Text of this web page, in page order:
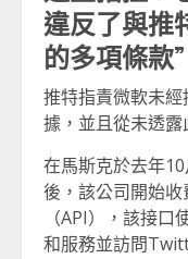
違反了與推
的多項條款”
推特指責微軟未
據，並且從未透露
在馬斯克於去年
後，該公司開始
（API），該接
和服務並訪問